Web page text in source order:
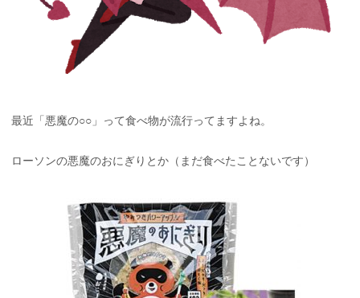
最近「悪魔の○○」って食べ物が流行ってますよね。
ローソンの悪魔のおにぎりとか（まだ食べたことないです）